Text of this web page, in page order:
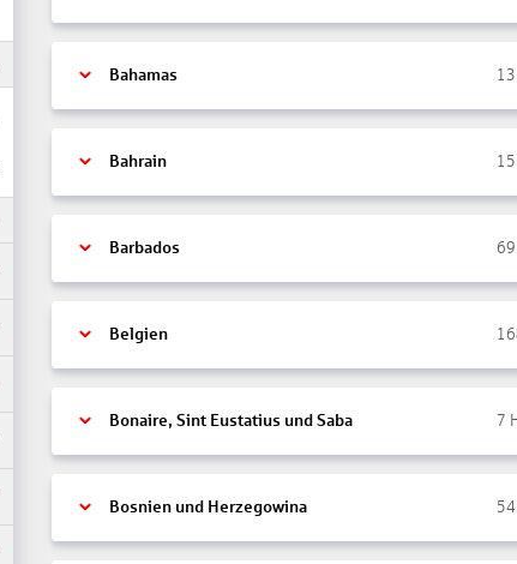
Bahamas 13
Bahrain 15
Barbados 69
Belgien
Bonaire, Sint Eustatius und Saba 7
Bosnien und Herzegowina 54